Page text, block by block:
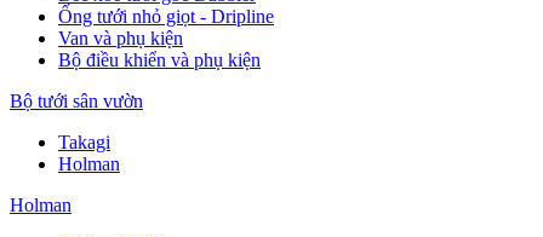
Ống tưới nhỏ giọt - Dripline
Van và phụ kiện
Bộ điều khiển và phụ kiện
Bộ tưới sân vườn
Takagi
Holman
Holman